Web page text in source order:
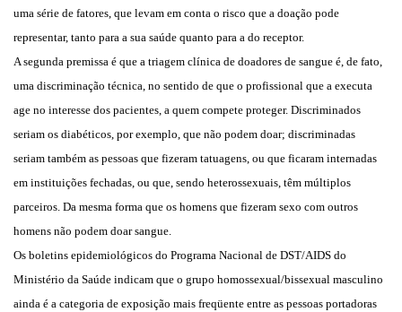
uma série de fatores, que levam em conta o risco que a doação pode
representar, tanto para a sua saúde quanto para a do receptor.
A segunda premissa é que a triagem clínica de doadores de sangue é, de fato,
uma discriminação técnica, no sentido de que o profissional que a executa
age no interesse dos pacientes, a quem compete proteger. Discriminados
seriam os diabéticos, por exemplo, que não podem doar; discriminadas
seriam também as pessoas que fizeram tatuagens, ou que ficaram internadas
em instituições fechadas, ou que, sendo heterossexuais, têm múltiplos
parceiros. Da mesma forma que os homens que fizeram sexo com outros
homens não podem doar sangue.
Os boletins epidemiológicos do Programa Nacional de DST/AIDS do
Ministério da Saúde indicam que o grupo homossexual/bissexual masculino
ainda é a categoria de exposição mais freqüente entre as pessoas portadoras